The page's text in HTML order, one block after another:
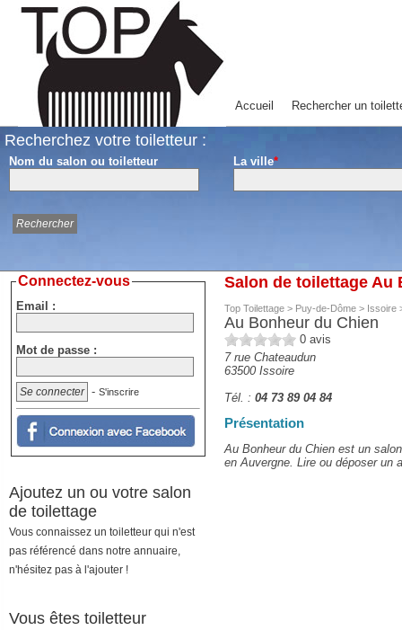
Accueil Rechercher un
Recherchez votre toiletteur :
Nom du salon ou toiletteur La ville*
Salon de toilettage Au
Top Toilettage > Puy-de-Dôme > Issoire
Au Bonheur du Chien
0 avis
7 rue Chateaudun
63500 Issoire
Tél. : 04 73 89 04 84
Présentation
Au Bonheur du Chien est un
en Auvergne. Lire ou déposer un
Connectez-vous
Email :
Mot de passe :
- S'inscrire
Ajoutez un ou votre salon
de toilettage
Vous connaissez un toiletteur qui n'est
pas référencé dans notre annuaire,
n'hésitez pas à l'ajouter !
Vous êtes toiletteur